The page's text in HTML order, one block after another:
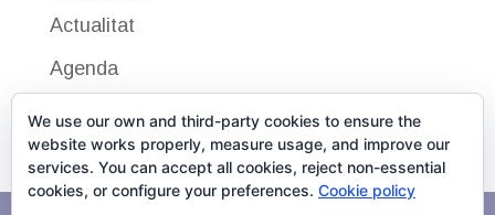
Actualitat
Agenda
Uncategorized
We use our own and third-party cookies to ensure the
website works properly, measure usage, and improve our
services. You can accept all cookies, reject non-essential
cookies, or configure your preferences. Cookie policy